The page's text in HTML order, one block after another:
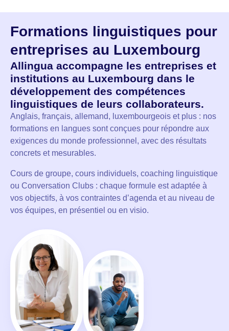
Formations linguistiques pour
entreprises au Luxembourg
Allingua accompagne les entreprises et
institutions au Luxembourg dans le
développement des compétences
linguistiques de leurs collaborateurs.
Anglais, français, allemand, luxembourgeois et plus : nos
formations en langues sont conçues pour répondre aux
exigences du monde professionnel, avec des résultats
concrets et mesurables.
Cours de groupe, cours individuels, coaching linguistique
ou Conversation Clubs : chaque formule est adaptée à
vos objectifs, à vos contraintes d’agenda et au niveau de
vos équipes, en présentiel ou en visio.